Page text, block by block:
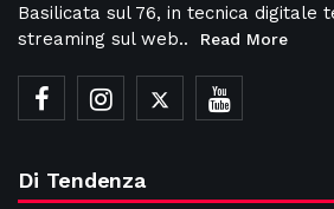
Basilicata sul 76, in tecnica digitale
streaming sul web..
Read More
Di Tendenza